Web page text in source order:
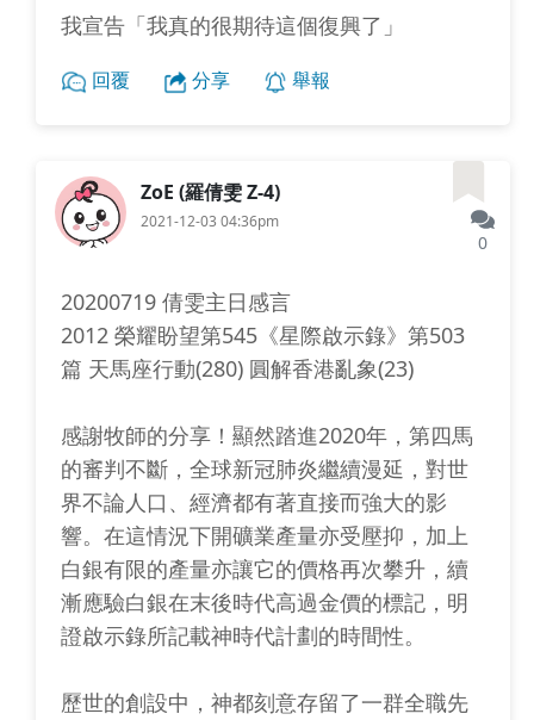
我宣告「我真的很期待這個復興了」
回覆 分享 舉報
ZoE (羅倩雯 Z-4)
2021-12-03 04:36pm
0
20200719 倩雯主日感言
2012 榮耀盼望第545《星際啟示錄》第503
篇 天馬座行動(280) 圓解香港亂象(23)
感謝牧師的分享！顯然踏進2020年，第四馬
的審判不斷，全球新冠肺炎繼續漫延，對世
界不論人口、經濟都有著直接而強大的影
響。在這情況下開礦業產量亦受壓抑，加上
白銀有限的產量亦讓它的價格再次攀升，續
漸應驗白銀在末後時代高過金價的標記，明
證啟示錄所記載神時代計劃的時間性。
歷世的創設中，神都刻意存留了一群全職先